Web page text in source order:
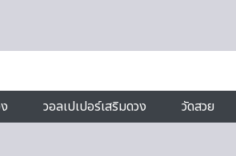
วอลเปเปอร์เสริมดวง วัดสวย